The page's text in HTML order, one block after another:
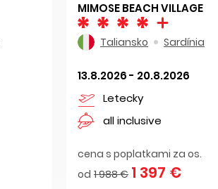
MIMOSE BEACH VILLAGE
Taliansko Sardínia
13.8.2026 - 20.8.2026
Letecky
all inclusive
cena s poplatkami za os.
od 1 988 € 1 397 €